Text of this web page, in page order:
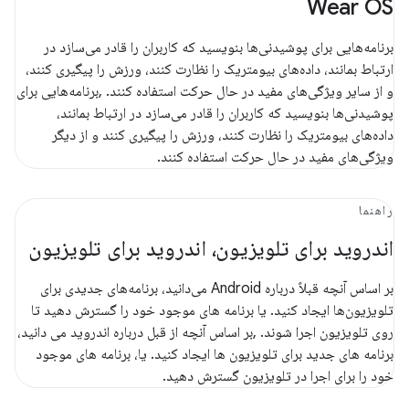
Wear OS
برنامه‌هایی برای پوشیدنی‌ها بنویسید که کاربران را قادر می‌سازد در
ارتباط بمانند، داده‌های بیومتریک را نظارت کنند، ورزش را پیگیری کنند،
و از سایر ویژگی‌های مفید در حال حرکت استفاده کنند. ,برنامه‌هایی برای
پوشیدنی‌ها بنویسید که کاربران را قادر می‌سازد در ارتباط بمانند،
داده‌های بیومتریک را نظارت کنند، ورزش را پیگیری کنند و از دیگر
ویژگی‌های مفید در حال حرکت استفاده کنند.
راهنما
اندروید برای تلویزیون، اندروید برای تلویزیون
بر اساس آنچه قبلاً درباره Android می‌دانید، برنامه‌های جدیدی برای
تلویزیون‌ها ایجاد کنید. یا برنامه های موجود خود را گسترش دهید تا
روی تلویزیون اجرا شوند. ,بر اساس آنچه از قبل درباره اندروید می دانید،
برنامه های جدید برای تلویزیون ها ایجاد کنید. یا، برنامه های موجود
خود را برای اجرا در تلویزیون گسترش دهید.